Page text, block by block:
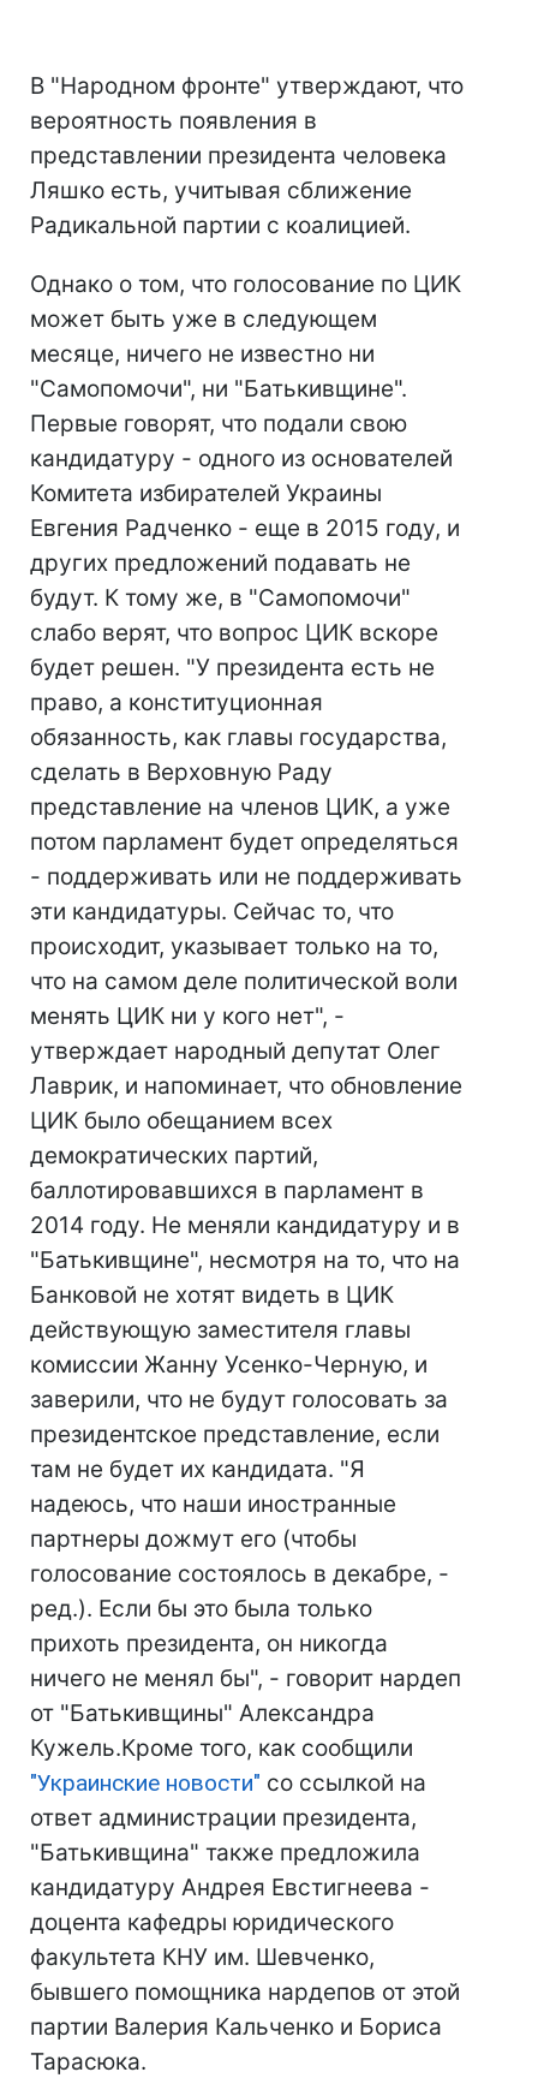
В "Народном фронте" утверждают, что
вероятность появления в
представлении президента человека
Ляшко есть, учитывая сближение
Радикальной партии с коалицией.
Однако о том, что голосование по ЦИК
может быть уже в следующем
месяце, ничего не известно ни
"Самопомочи", ни "Батькивщине".
Первые говорят, что подали свою
кандидатуру - одного из основателей
Комитета избирателей Украины
Евгения Радченко - еще в 2015 году, и
других предложений подавать не
будут. К тому же, в "Самопомочи"
слабо верят, что вопрос ЦИК вскоре
будет решен. "У президента есть не
право, а конституционная
обязанность, как главы государства,
сделать в Верховную Раду
представление на членов ЦИК, а уже
потом парламент будет определяться
- поддерживать или не поддерживать
эти кандидатуры. Сейчас то, что
происходит, указывает только на то,
что на самом деле политической воли
менять ЦИК ни у кого нет", -
утверждает народный депутат Олег
Лаврик, и напоминает, что обновление
ЦИК было обещанием всех
демократических партий,
баллотировавшихся в парламент в
2014 году. Не меняли кандидатуру и в
"Батькивщине", несмотря на то, что на
Банковой не хотят видеть в ЦИК
действующую заместителя главы
комиссии Жанну Усенко-Черную, и
заверили, что не будут голосовать за
президентское представление, если
там не будет их кандидата. "Я
надеюсь, что наши иностранные
партнеры дожмут его (чтобы
голосование состоялось в декабре, -
ред.). Если бы это была только
прихоть президента, он никогда
ничего не менял бы", - говорит нардеп
от "Батькивщины" Александра
Кужель.Кроме того, как сообщили
"Украинские новости" со ссылкой на
ответ администрации президента,
"Батькивщина" также предложила
кандидатуру Андрея Евстигнеева -
доцента кафедры юридического
факультета КНУ им. Шевченко,
бывшего помощника нардепов от этой
партии Валерия Кальченко и Бориса
Тарасюка.